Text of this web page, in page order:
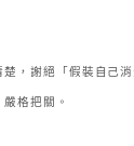
，謝絕「假裝自己
嚴格把關。